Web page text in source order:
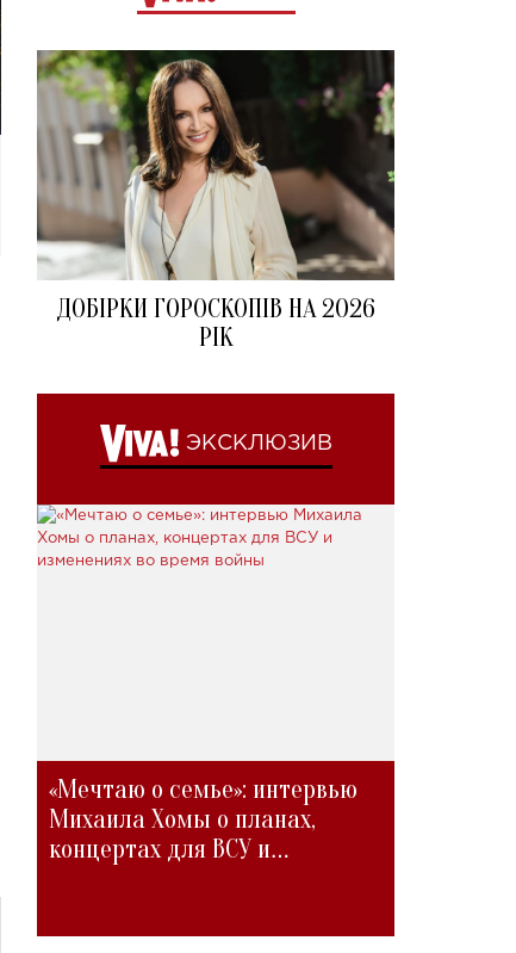
ДОБІРКИ ГОРОСКОПІВ НА 2026
РІК
ЭКСКЛЮЗИВ
«Мечтаю о семье»: интервью
Михаила Хомы о планах,
концертах для ВСУ и